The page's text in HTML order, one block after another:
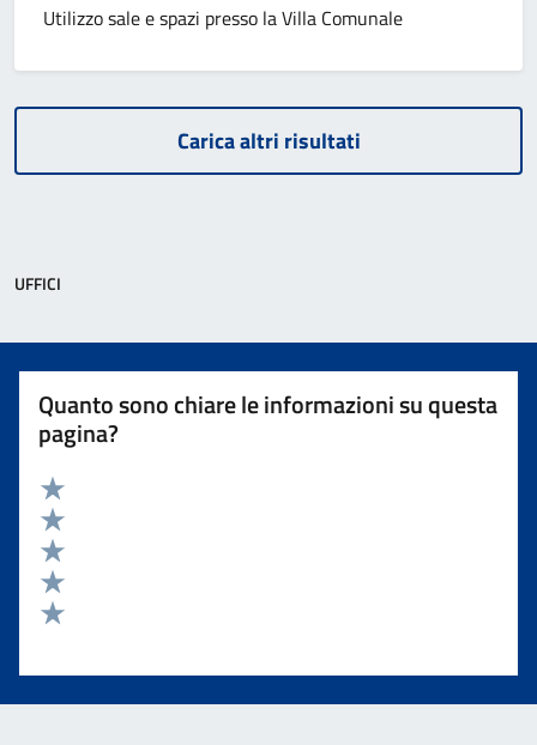
Utilizzo sale e spazi presso la Villa Comunale
Carica altri risultati
UFFICI
Quanto sono chiare le informazioni su questa
pagina?
Valuta 5 stelle su 5
Valuta 4 stelle su 5
Valuta 3 stelle su 5
Valuta 2 stelle su 5